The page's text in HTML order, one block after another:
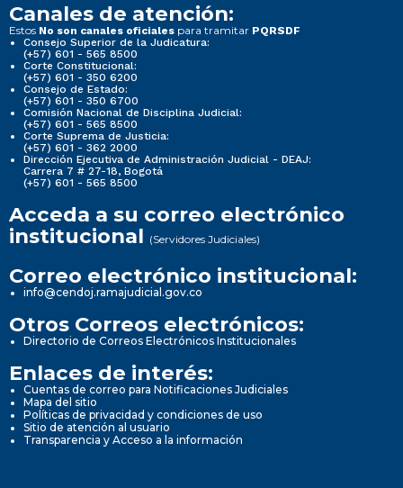
Canales de atención:
Estos No son canales oficiales para tramitar PQRSDF
Consejo Superior de la Judicatura:
(+57) 601 - 565 8500
Corte Constitucional:
(+57) 601 - 350 6200
Consejo de Estado:
(+57) 601 - 350 6700
Comisión Nacional de Disciplina Judicial:
(+57) 601 - 565 8500
Corte Suprema de Justicia:
(+57) 601 - 362 2000
Dirección Ejecutiva de Administración Judicial - DEAJ:
Carrera 7 # 27-18, Bogotá
(+57) 601 - 565 8500
Acceda a su correo electrónico
institucional (Servidores Judiciales)
Correo electrónico institucional:
info@cendoj.ramajudicial.gov.co
Otros Correos electrónicos:
Directorio de Correos Electrónicos Institucionales
Enlaces de interés:
Cuentas de correo para Notificaciones Judiciales
Mapa del sitio
Políticas de privacidad y condiciones de uso
Sitio de atención al usuario
Transparencia y Acceso a la información